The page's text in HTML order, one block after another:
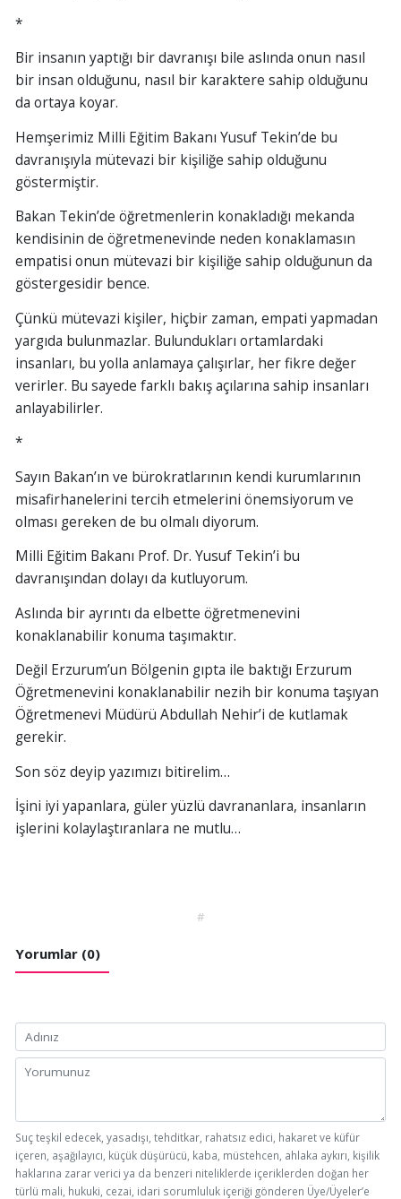
*
Bir insanın yaptığı bir davranışı bile aslında onun nasıl
bir insan olduğunu, nasıl bir karaktere sahip olduğunu
da ortaya koyar.
Hemşerimiz Milli Eğitim Bakanı Yusuf Tekin’de bu
davranışıyla mütevazi bir kişiliğe sahip olduğunu
göstermiştir.
Bakan Tekin’de öğretmenlerin konakladığı mekanda
kendisinin de öğretmenevinde neden konaklamasın
empatisi onun mütevazi bir kişiliğe sahip olduğunun da
göstergesidir bence.
Çünkü mütevazi kişiler, hiçbir zaman, empati yapmadan
yargıda bulunmazlar. Bulundukları ortamlardaki
insanları, bu yolla anlamaya çalışırlar, her fikre değer
verirler. Bu sayede farklı bakış açılarına sahip insanları
anlayabilirler.
*
Sayın Bakan’ın ve bürokratlarının kendi kurumlarının
misafirhanelerini tercih etmelerini önemsiyorum ve
olması gereken de bu olmalı diyorum.
Milli Eğitim Bakanı Prof. Dr. Yusuf Tekin’i bu
davranışından dolayı da kutluyorum.
Aslında bir ayrıntı da elbette öğretmenevini
konaklanabilir konuma taşımaktır.
Değil Erzurum’un Bölgenin gıpta ile baktığı Erzurum
Öğretmenevini konaklanabilir nezih bir konuma taşıyan
Öğretmenevi Müdürü Abdullah Nehir’i de kutlamak
gerekir.
Son söz deyip yazımızı bitirelim…
İşini iyi yapanlara, güler yüzlü davrananlara, insanların
işlerini kolaylaştıranlara ne mutlu…
#
Yorumlar (0)
Suç teşkil edecek, yasadışı, tehditkar, rahatsız edici, hakaret ve küfür
içeren, aşağılayıcı, küçük düşürücü, kaba, müstehcen, ahlaka aykırı, kişilik
haklarına zarar verici ya da benzeri niteliklerde içeriklerden doğan her
türlü mali, hukuki, cezai, idari sorumluluk içeriği gönderen Üye/Üyeler’e